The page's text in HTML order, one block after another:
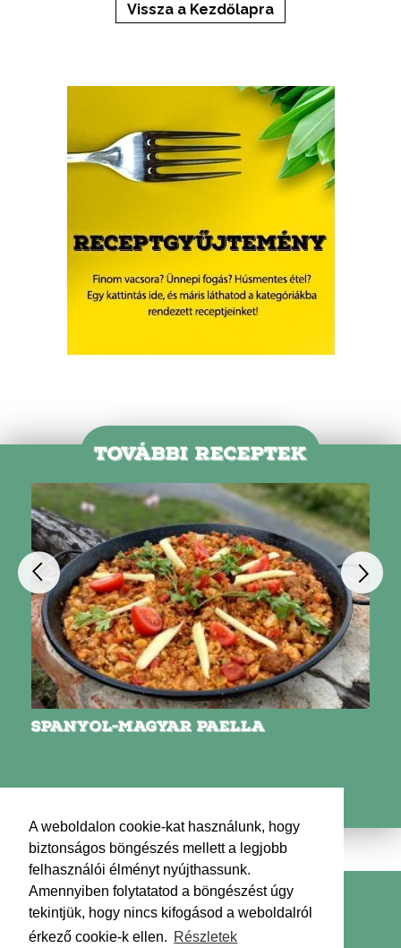
A weboldalon cookie-kat használunk, hogy
biztonságos böngészés mellett a legjobb
felhasználói élményt nyújthassunk.
Amennyiben folytatatod a böngészést úgy
tekintjük, hogy nincs kifogásod a weboldalról
érkező cookie-k ellen. Részletek
Vissza a Kezdőlapra
TOVÁBBI RECEPTEK
SPANYOL-MAGYAR PAELLA
Kapcsolat Impresszum
Médiaajánlat
Adatkezelési tájékoztató
Hírlevél